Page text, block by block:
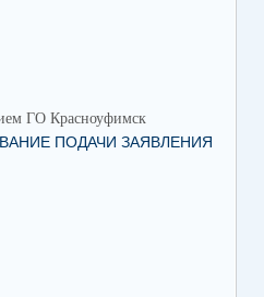
ГО Красноуфимск
ПОДАЧИ ЗАЯВЛЕНИЯ